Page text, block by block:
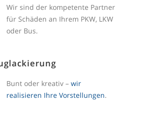
Wir sind der kompetente Partner
für Schäden an Ihrem PKW, LKW
oder Bus.
Bunt oder kreativ – wir
realisieren Ihre Vorstellungen.